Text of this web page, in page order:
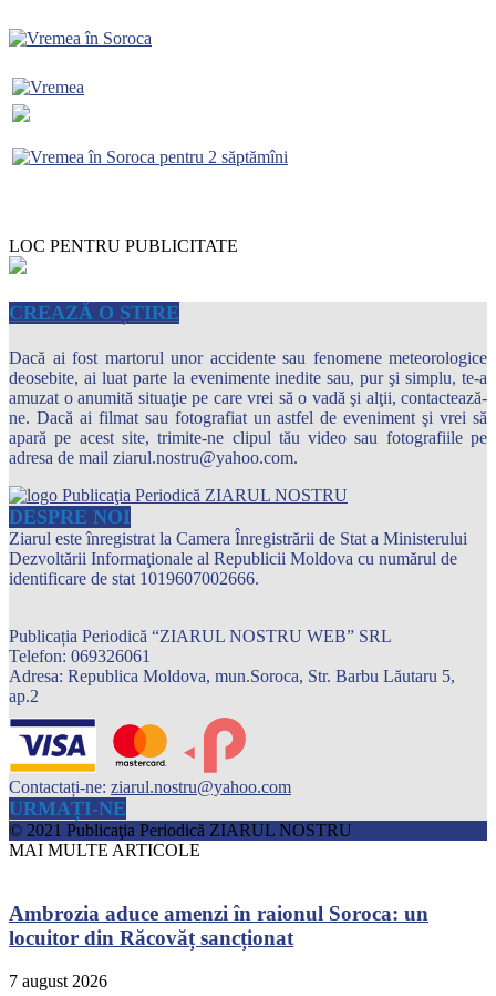
LOC PENTRU PUBLICITATE
CREAZĂ O ȘTIRE
Dacă ai fost martorul unor accidente sau fenomene meteorologice
deosebite, ai luat parte la evenimente inedite sau, pur şi simplu, te-a
amuzat o anumită situaţie pe care vrei să o vadă şi alţii, contactează-
ne. Dacă ai filmat sau fotografiat un astfel de eveniment şi vrei să
apară pe acest site, trimite-ne clipul tău video sau fotografiile pe
adresa de mail ziarul.nostru@yahoo.com.
DESPRE NOI
Ziarul este înregistrat la Camera Înregistrării de Stat a Ministerului
Dezvoltării Informaţionale al Republicii Moldova cu numărul de
identificare de stat 1019607002666.
Publicația Periodică “ZIARUL NOSTRU WEB” SRL
Telefon: 069326061
Adresa: Republica Moldova, mun.Soroca, Str. Barbu Lăutaru 5,
ap.2
Contactați-ne: ziarul.nostru@yahoo.com
URMAȚI-NE
© 2021 Publicaţia Periodică ZIARUL NOSTRU
MAI MULTE ARTICOLE
Ambrozia aduce amenzi în raionul Soroca: un
locuitor din Răcovăț sancționat
7 august 2026